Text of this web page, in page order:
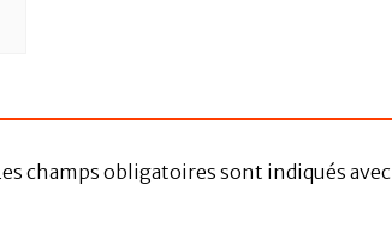
champs obligatoires sont indiqués avec